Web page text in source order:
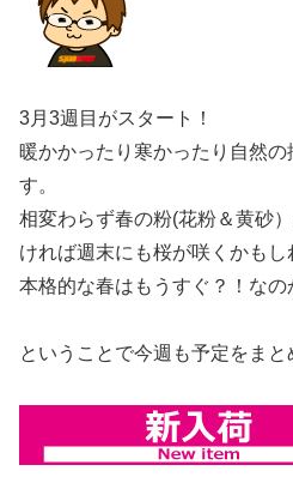
3月3週目がスタート！
暖かかったり寒かったり自然
す。
相変わらず春の粉(花粉＆黄砂
ければ週末にも桜が咲くかもし
本格的な春はもうすぐ？！なの
ということで今週も予定をまと